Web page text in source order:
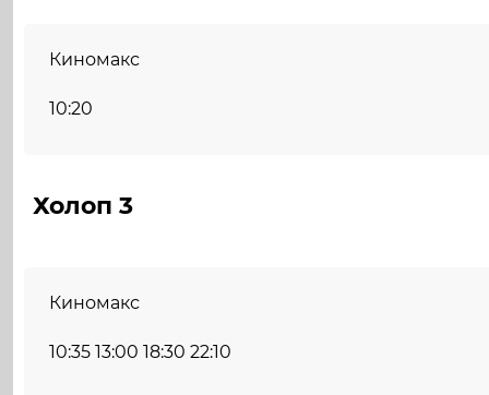
Киномакс
10:20
Холоп 3
Киномакс
10:35 13:00 18:30 22:10